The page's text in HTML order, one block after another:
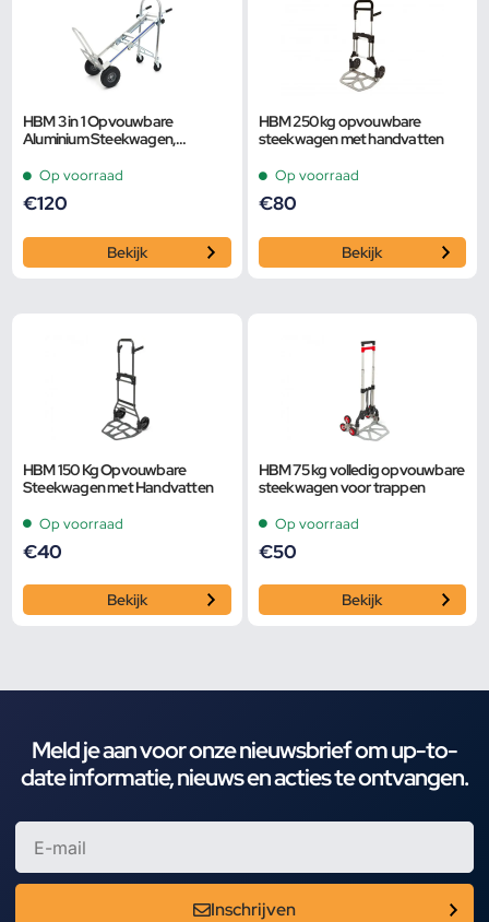
HBM 3 in 1 Opvouwbare
Aluminium Steekwagen,
Op voorraad
€120
Bekijk
HBM 250 kg opvouwbare
steekwagen met handvatten
Op voorraad
€80
Bekijk
HBM 150 Kg Opvouwbare
Steekwagen met Handvatten
Op voorraad
€40
Bekijk
HBM 75 kg volledig opvouwbare
steekwagen voor trappen
Op voorraad
€50
Bekijk
Meld je aan voor onze nieuwsbrief om up-to-
date informatie, nieuws en acties te ontvangen.
Inschrijven